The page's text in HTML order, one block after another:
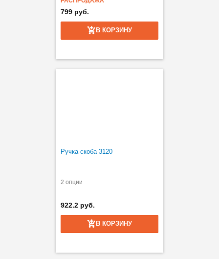
799 руб.
В КОРЗИНУ
Ручка-скоба 3120
2 опции
922.2 руб.
В КОРЗИНУ